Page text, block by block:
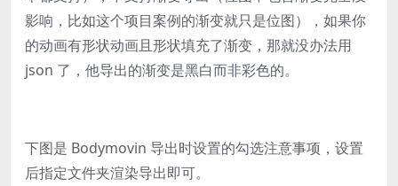
影响，比如这个项目案例的渐变就只是位图）
，如果你
的动画有形状动画且形状填充了渐变，那就没办法用
json 了，他导出的渐变是黑白而非彩色的。
下图是 Bodymovin 导出时设置的勾选注意事项，设置
后指定文件夹渲染导出即可。